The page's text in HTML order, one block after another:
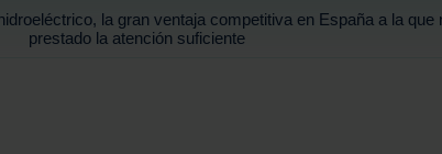
la gran ventaja competitiva en España a la que
prestado la atención suficiente